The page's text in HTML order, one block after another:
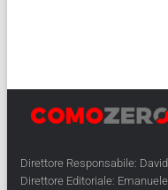
Direttore Responsabile:
Direttore Editoriale: